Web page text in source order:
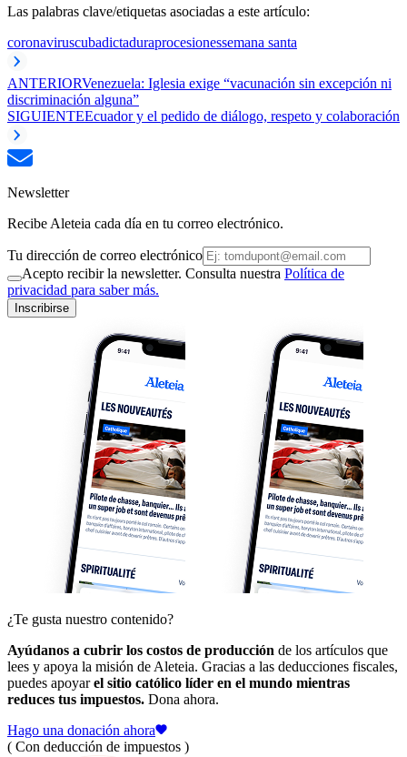
Las palabras clave/etiquetas asociadas a este artículo:
coronaviruscubadictaduraprocesionessemana santa
ANTERIORVenezuela: Iglesia exige “vacunación sin excepción ni
discriminación alguna”
SIGUIENTEEcuador y el pedido de diálogo, respeto y colaboración
Newsletter
Recibe Aleteia cada día en tu correo electrónico.
Tu dirección de correo electrónico
Acepto recibir la newsletter. Consulta nuestra Política de
privacidad para saber más.
Inscribirse
¿Te gusta nuestro contenido?
Ayúdanos a cubrir los costos de producción de los artículos que
lees y apoya la misión de Aleteia. Gracias a las deducciones fiscales,
puedes apoyarel sitio católico líder en el mundo mientras
reduces tus impuestos. Dona ahora.
Hago una donación ahora
( Con deducción de impuestos )